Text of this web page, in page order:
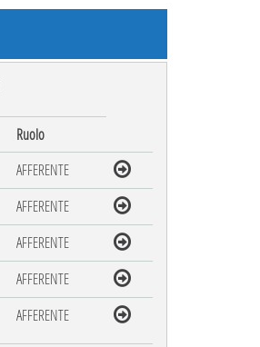
Ruolo
AFFERENTE
AFFERENTE
AFFERENTE
AFFERENTE
AFFERENTE